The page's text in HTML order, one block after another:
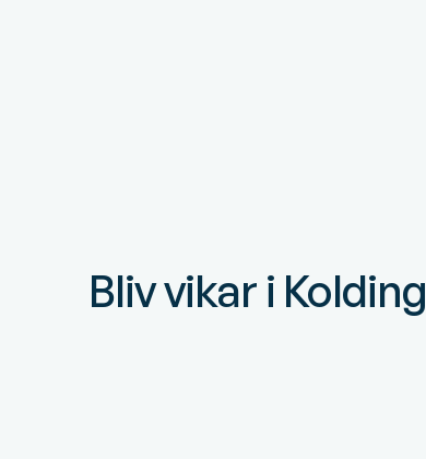
Bliv vikar i Kolding